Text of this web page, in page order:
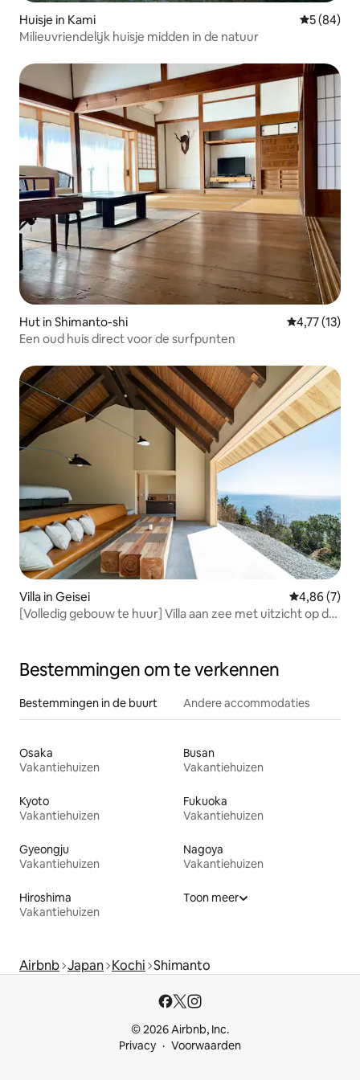
Huisje in Kami
5 (84)
Milieuvriendelijk huisje midden in de natuur
Hut in Shimanto-shi Gemiddelde
4,77 (13)
Een oud huis direct voor de surfpunten
Villa in Geisei Gemiddelde
4,86 (7)
[Volledig gebouw te huur] Villa aan zee met uitzicht op de
Kochi
Bestemmingen om te verkennen
Bestemmingen in de buurt Andere accommodaties
Osaka
Vakantiehuizen
Busan
Vakantiehuizen
Kyoto
Vakantiehuizen
Fukuoka
Vakantiehuizen
Gyeongju
Vakantiehuizen
Nagoya
Vakantiehuizen
Hiroshima
Vakantiehuizen
Toon meer
Airbnb Japan Kochi Shimanto
© 2026 Airbnb, Inc.
Privacy
Voorwaarden